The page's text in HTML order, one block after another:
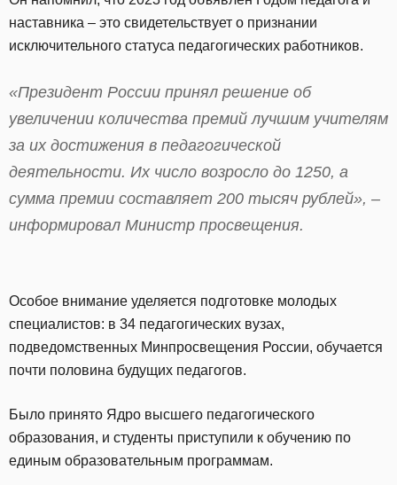
наставника – это свидетельствует о признании
исключительного статуса педагогических работников.
«Президент России принял решение об
увеличении количества премий лучшим учителям
за их достижения в педагогической
деятельности. Их число возросло до 1250, а
сумма премии составляет 200 тысяч рублей», –
информировал Министр просвещения.
Особое внимание уделяется подготовке молодых
специалистов: в 34 педагогических вузах,
подведомственных Минпросвещения России, обучается
почти половина будущих педагогов.
Было принято Ядро высшего педагогического
образования, и студенты приступили к обучению по
единым образовательным программам.